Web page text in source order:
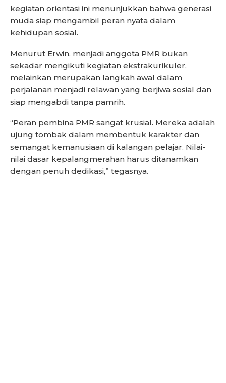
kegiatan orientasi ini menunjukkan bahwa generasi
muda siap mengambil peran nyata dalam
kehidupan sosial.
Menurut Erwin, menjadi anggota PMR bukan
sekadar mengikuti kegiatan ekstrakurikuler,
melainkan merupakan langkah awal dalam
perjalanan menjadi relawan yang berjiwa sosial dan
siap mengabdi tanpa pamrih.
“Peran pembina PMR sangat krusial. Mereka adalah
ujung tombak dalam membentuk karakter dan
semangat kemanusiaan di kalangan pelajar. Nilai-
nilai dasar kepalangmerahan harus ditanamkan
dengan penuh dedikasi,” tegasnya.